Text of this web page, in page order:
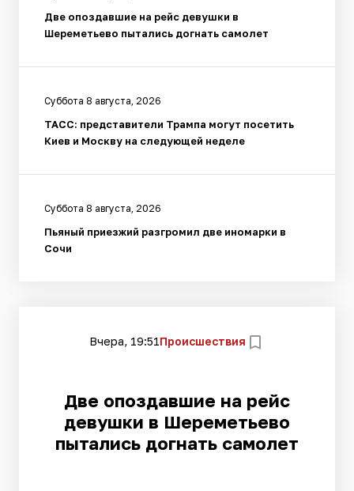
Две опоздавшие на рейс девушки в
Шереметьево пытались догнать самолет
Суббота 8 августа, 2026
ТАСС: представители Трампа могут посетить
Киев и Москву на следующей неделе
Суббота 8 августа, 2026
Пьяный приезжий разгромил две иномарки в
Сочи
Вчера, 19:51Происшествия
Две опоздавшие на рейс
девушки в Шереметьево
пытались догнать самолет